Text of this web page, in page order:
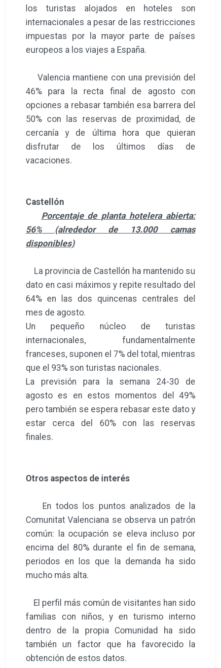
los turistas alojados en hoteles son
internacionales a pesar de las restricciones
impuestas por la mayor parte de países
europeos a los viajes a España.
Valencia mantiene con una previsión del
46% para la recta final de agosto con
opciones a rebasar también esa barrera del
50% con las reservas de proximidad, de
cercanía y de última hora que quieran
disfrutar de los últimos días de
vacaciones.
Castellón
Porcentaje de planta hotelera abierta:
56% (alrededor de 13.000 camas
disponibles)
La provincia de Castellón ha mantenido su
dato en casi máximos y repite resultado del
64% en las dos quincenas centrales del
mes de agosto.
Un pequeño núcleo de turistas
internacionales, fundamentalmente
franceses, suponen el 7% del total, mientras
que el 93% son turistas nacionales.
La previsión para la semana 24-30 de
agosto es en estos momentos del 49%
pero también se espera rebasar este dato y
estar cerca del 60% con las reservas
finales.
Otros aspectos de interés
En todos los puntos analizados de la
Comunitat Valenciana se observa un patrón
común: la ocupación se eleva incluso por
encima del 80% durante el fin de semana,
periodos en los que la demanda ha sido
mucho más alta.
El perfil más común de visitantes han sido
familias con niños, y en turismo interno
dentro de la propia Comunidad ha sido
también un factor que ha favorecido la
obtención de estos datos.